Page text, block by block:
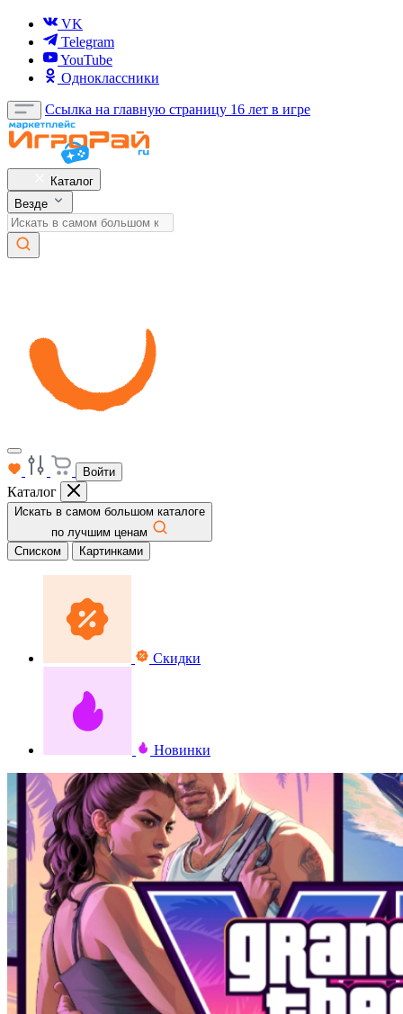
VK
Telegram
YouTube
Одноклассники
Ссылка на главную страницу 16 лет в игре
Каталог
Везде
Войти
Каталог
Искать в самом большом каталоге
по лучшим ценам
Списком
Картинками
Скидки
Новинки